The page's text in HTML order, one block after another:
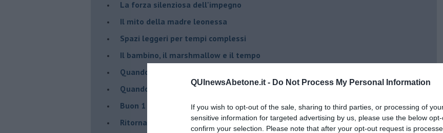
QUInewsAbetone.it - Do Not Process My Personal Information
If you wish to opt-out of the sale, sharing to third parties, or processing of
sensitive information for targeted advertising by us, please use the below
confirm your selection. Please note that after your opt-out request is
​La forza silenziosa dell'impegno
​Il mito della madre leonessa
Spazi leggeri per tempi complessi
Il bambino, il marshmallow e il tempo
​Quando cambia il nome di una sindrome
​Quando il terapeuta torna a casa
​Buon 1 Maggio!
Ritornare indietro di vent’anni